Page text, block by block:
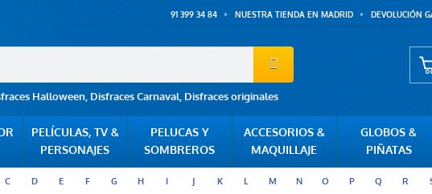
91 399 34 84 NUESTRA TIENDA EN MADRID DEVOLUCIÓN
Halloween, Disfraces Carnaval, Disfraces originales
PELÍCULAS, TV &
PERSONAJES
PELUCAS Y
SOMBREROS
ACCESORIOS &
MAQUILLAJE
GLOBOS &
PIÑATAS
C D E F G H I J K L M N O P Q R